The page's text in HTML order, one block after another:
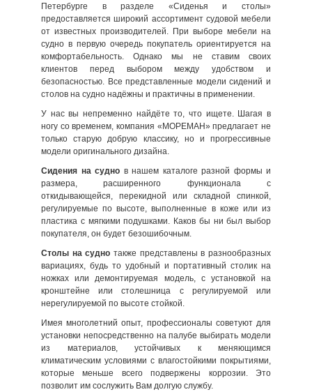
Петербурге в разделе «Сиденья и столы»
предоставляется широкий ассортимент судовой мебели
от известных производителей. При выборе мебели на
судно в первую очередь покупатель ориентируется на
комфортабельность. Однако мы не ставим своих
клиентов перед выбором между удобством и
безопасностью. Все представленные модели сидений и
столов на судно надёжны и практичны в применении.
У нас вы непременно найдёте то, что ищете. Шагая в
ногу со временем, компания «МОРЕМАН» предлагает не
только старую добрую классику, но и прогрессивные
модели оригинального дизайна.
Сидения на судно в нашем каталоге разной формы и
размера, расширенного функционала с
откидывающейся, перекидной или складной спинкой,
регулируемые по высоте, выполненные в коже или из
пластика с мягкими подушками. Каков бы ни был выбор
покупателя, он будет безошибочным.
Столы на судно также представлены в разнообразных
вариациях, будь то удобный и портативный столик на
ножках или демонтируемая модель, с установкой на
кронштейне или столешница с регулируемой или
нерегулируемой по высоте стойкой.
Имея многолетний опыт, профессионалы советуют для
установки непосредственно на палубе выбирать модели
из материалов, устойчивых к меняющимся
климатическим условиями с влагостойкими покрытиями,
которые меньше всего подвержены коррозии. Это
позволит им сослужить Вам долгую службу.